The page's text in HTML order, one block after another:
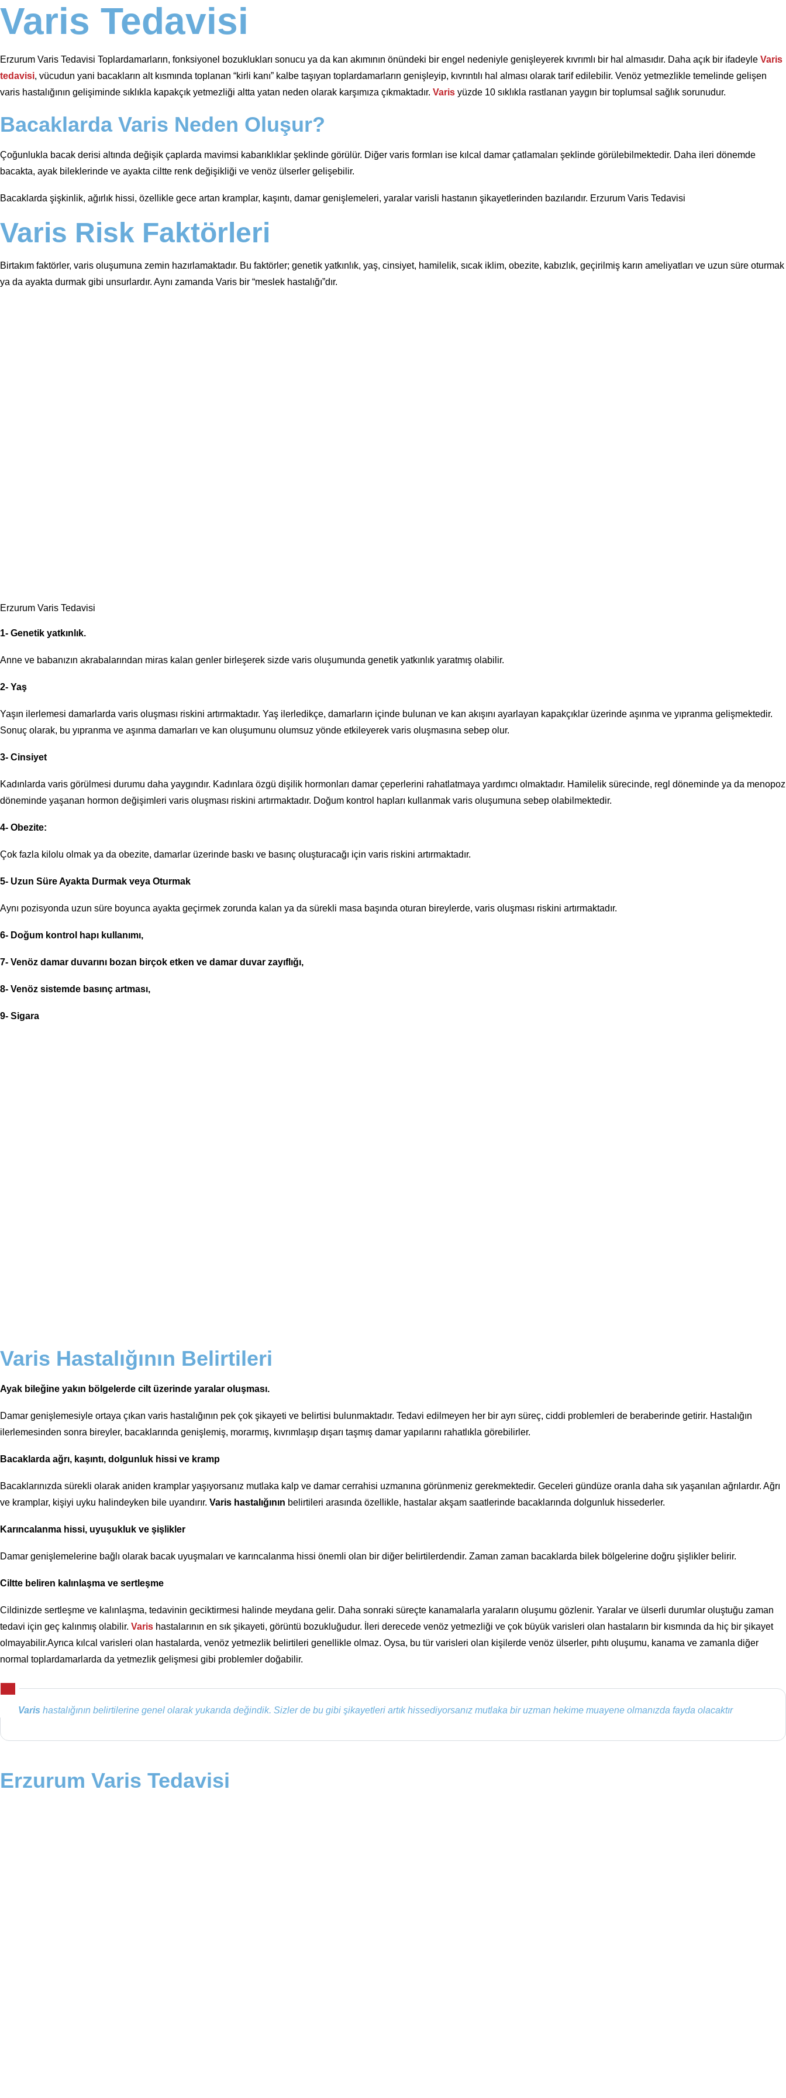
Varis Tedavisi
Erzurum Varis Tedavisi Toplardamarların, fonksiyonel bozuklukları sonucu ya da kan akımının önündeki bir engel nedeniyle genişleyerek kıvrımlı bir hal almasıdır. Daha açık bir ifadeyle Varis
tedavisi, vücudun yani bacakların alt kısmında toplanan “kirli kanı” kalbe taşıyan toplardamarların genişleyip, kıvrıntılı hal alması olarak tarif edilebilir. Venöz yetmezlikle temelinde gelişen
varis hastalığının gelişiminde sıklıkla kapakçık yetmezliği altta yatan neden olarak karşımıza çıkmaktadır. Varis yüzde 10 sıklıkla rastlanan yaygın bir toplumsal sağlık sorunudur.
Bacaklarda Varis Neden Oluşur?
Çoğunlukla bacak derisi altında değişik çaplarda mavimsi kabarıklıklar şeklinde görülür. Diğer varis formları ise kılcal damar çatlamaları şeklinde görülebilmektedir. Daha ileri dönemde
bacakta, ayak bileklerinde ve ayakta ciltte renk değişikliği ve venöz ülserler gelişebilir.
Bacaklarda şişkinlik, ağırlık hissi, özellikle gece artan kramplar, kaşıntı, damar genişlemeleri, yaralar varisli hastanın şikayetlerinden bazılarıdır. Erzurum Varis Tedavisi
Varis Risk Faktörleri
Birtakım faktörler, varis oluşumuna zemin hazırlamaktadır. Bu faktörler; genetik yatkınlık, yaş, cinsiyet, hamilelik, sıcak iklim, obezite, kabızlık, geçirilmiş karın ameliyatları ve uzun süre oturmak
ya da ayakta durmak gibi unsurlardır. Aynı zamanda Varis bir “meslek hastalığı”dır.
Erzurum Varis Tedavisi
1- Genetik yatkınlık.
Anne ve babanızın akrabalarından miras kalan genler birleşerek sizde varis oluşumunda genetik yatkınlık yaratmış olabilir.
2- Yaş
Yaşın ilerlemesi damarlarda varis oluşması riskini artırmaktadır. Yaş ilerledikçe, damarların içinde bulunan ve kan akışını ayarlayan kapakçıklar üzerinde aşınma ve yıpranma gelişmektedir.
Sonuç olarak, bu yıpranma ve aşınma damarları ve kan oluşumunu olumsuz yönde etkileyerek varis oluşmasına sebep olur.
3- Cinsiyet
Kadınlarda varis görülmesi durumu daha yaygındır. Kadınlara özgü dişilik hormonları damar çeperlerini rahatlatmaya yardımcı olmaktadır. Hamilelik sürecinde, regl döneminde ya da menopoz
döneminde yaşanan hormon değişimleri varis oluşması riskini artırmaktadır. Doğum kontrol hapları kullanmak varis oluşumuna sebep olabilmektedir.
4- Obezite:
Çok fazla kilolu olmak ya da obezite, damarlar üzerinde baskı ve basınç oluşturacağı için varis riskini artırmaktadır.
5- Uzun Süre Ayakta Durmak veya Oturmak
Aynı pozisyonda uzun süre boyunca ayakta geçirmek zorunda kalan ya da sürekli masa başında oturan bireylerde, varis oluşması riskini artırmaktadır.
6- Doğum kontrol hapı kullanımı,
7- Venöz damar duvarını bozan birçok etken ve damar duvar zayıflığı,
8- Venöz sistemde basınç artması,
9- Sigara
Varis Hastalığının Belirtileri
Ayak bileğine yakın bölgelerde cilt üzerinde yaralar oluşması.
Damar genişlemesiyle ortaya çıkan varis hastalığının pek çok şikayeti ve belirtisi bulunmaktadır. Tedavi edilmeyen her bir ayrı süreç, ciddi problemleri de beraberinde getirir. Hastalığın
ilerlemesinden sonra bireyler, bacaklarında genişlemiş, morarmış, kıvrımlaşıp dışarı taşmış damar yapılarını rahatlıkla görebilirler.
Bacaklarda ağrı, kaşıntı, dolgunluk hissi ve kramp
Bacaklarınızda sürekli olarak aniden kramplar yaşıyorsanız mutlaka kalp ve damar cerrahisi uzmanına görünmeniz gerekmektedir. Geceleri gündüze oranla daha sık yaşanılan ağrılardır. Ağrı
ve kramplar, kişiyi uyku halindeyken bile uyandırır. Varis hastalığının belirtileri arasında özellikle, hastalar akşam saatlerinde bacaklarında dolgunluk hissederler.
Karıncalanma hissi, uyuşukluk ve şişlikler
Damar genişlemelerine bağlı olarak bacak uyuşmaları ve karıncalanma hissi önemli olan bir diğer belirtilerdendir. Zaman zaman bacaklarda bilek bölgelerine doğru şişlikler belirir.
Ciltte beliren kalınlaşma ve sertleşme
Cildinizde sertleşme ve kalınlaşma, tedavinin geciktirmesi halinde meydana gelir. Daha sonraki süreçte kanamalarla yaraların oluşumu gözlenir. Yaralar ve ülserli durumlar oluştuğu zaman
tedavi için geç kalınmış olabilir. Varis hastalarının en sık şikayeti, görüntü bozukluğudur. İleri derecede venöz yetmezliği ve çok büyük varisleri olan hastaların bir kısmında da hiç bir şikayet
olmayabilir.Ayrıca kılcal varisleri olan hastalarda, venöz yetmezlik belirtileri genellikle olmaz. Oysa, bu tür varisleri olan kişilerde venöz ülserler, pıhtı oluşumu, kanama ve zamanla diğer
normal toplardamarlarda da yetmezlik gelişmesi gibi problemler doğabilir.
Varis hastalığının belirtilerine genel olarak yukarıda değindik. Sizler de bu gibi şikayetleri artık hissediyorsanız mutlaka bir uzman hekime muayene olmanızda fayda olacaktır
Erzurum Varis Tedavisi